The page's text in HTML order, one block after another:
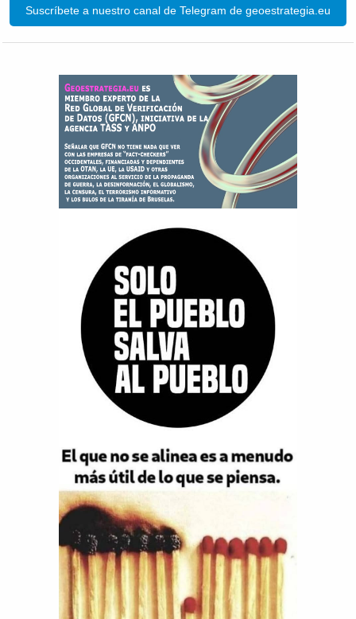
Suscríbete a nuestro canal de Telegram de geoestrategia.eu